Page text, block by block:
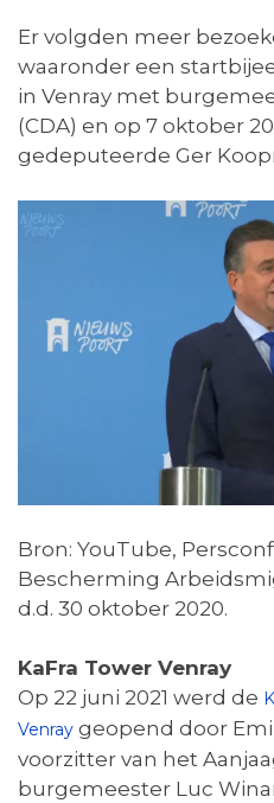
Er volgden meer
waaronder een
in Venray met
(CDA) en op 7 oktober
gedeputeerde Ger
Bron: YouTube,
Bescherming
d.d. 30 oktober 2020.
KaFra Tower Venray
Op 22 juni 2021 werd de
Venray geopend door
voorzitter van het
burgemeester Luc